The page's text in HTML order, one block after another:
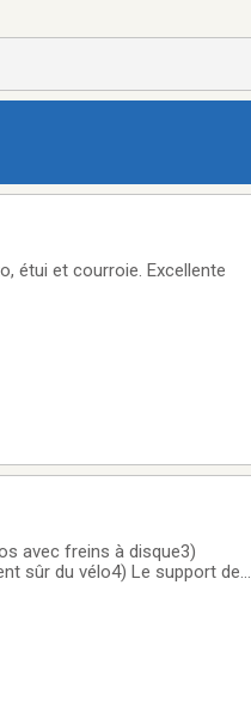
avec freins à disque3)
sûr du vélo4) Le support de